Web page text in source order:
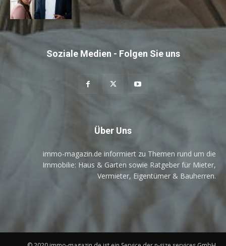
Soziale Medien - Folgen Sie uns
Über Uns
immo-magazin.de informiert zu Themen rund um die
Immobilie: Haus & Garten sowie Ratgeber für Mieter,
Vermieter, Eigentümer & Bauherren.